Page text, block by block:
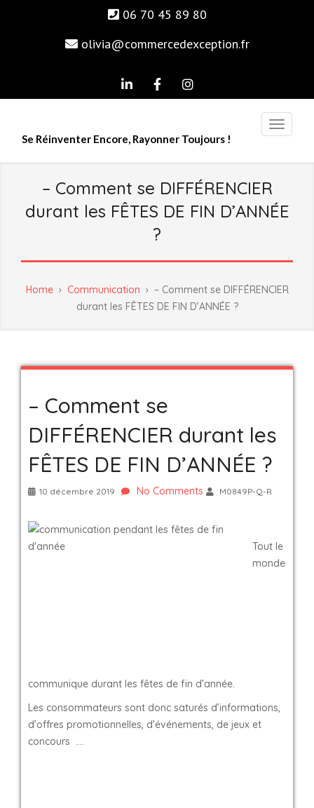
06 70 45 89 80
olivia@commercedexception.fr
linkedinFacebookInstagram
Se Réinventer Encore, Rayonner Toujours !
– Comment se DIFFÉRENCIER
durant les FÊTES DE FIN D’ANNÉE
?
Home› Communication › – Comment se DIFFÉRENCIER
durant les FÊTES DE FIN D’ANNÉE ?
– Comment se
DIFFÉRENCIER durant les
FÊTES DE FIN D’ANNÉE ?
10 décembre 2019 No Comments M0849P-Q-R
Tout le
monde
communique durant les fêtes de fin d’année.
Les consommateurs sont donc saturés d’informations,
d’offres promotionnelles, d’événements, de jeux et
concours ….